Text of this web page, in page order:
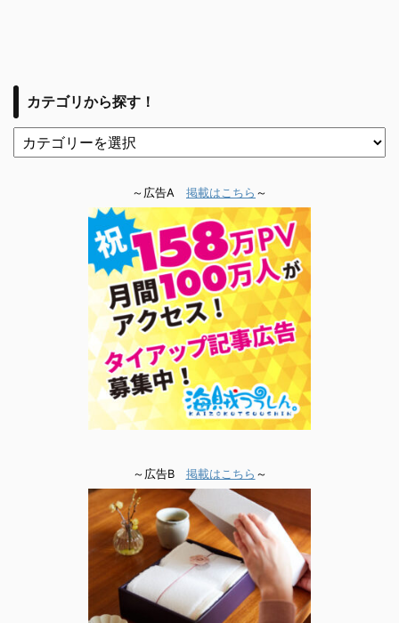
カテゴリから探す！
～広告A 掲載はこちら ～
～広告B 掲載はこちら ～